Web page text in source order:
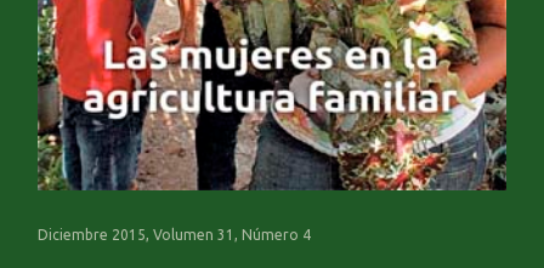
Diciembre 2015, Volumen 31, Número 4